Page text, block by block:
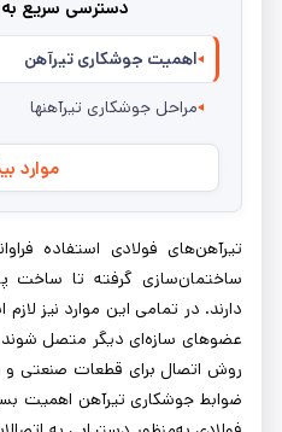
دسترسی سریع به
اهمیت جوشکاری تیرآهن
مراحل جوشکاری تیرآهنها
موارد
تیرآهن‌های فولادی استفاده
ساختمان‌سازی گرفته تا ساخت
دارند. در تمامی این موارد نیز
عضوهای سازه‌ای دیگر متصل شوند.
روش اتصال برای قطعات صنعتی و
ضوابط جوشکاری تیرآهن اهمیت